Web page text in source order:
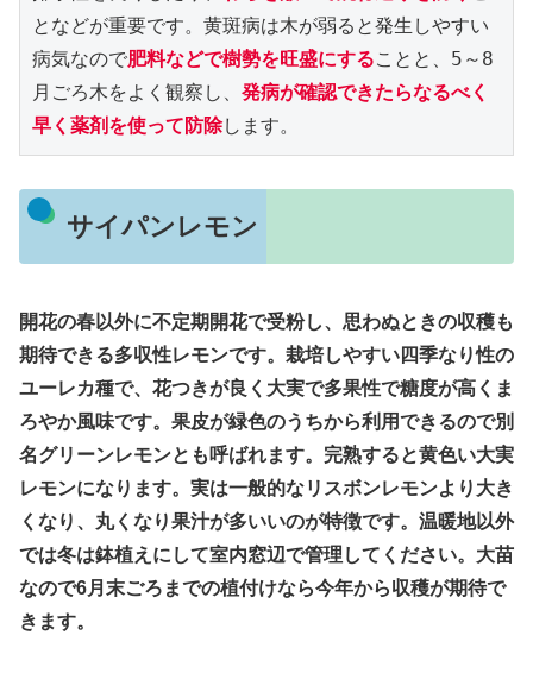
となどが重要です。黄斑病は木が弱ると発生しやすい
病気なので肥料などで樹勢を旺盛にすることと、5～8
月ごろ木をよく観察し、 発病が確認できたらなるべく
早く薬剤を使って防除します。
サイパンレモン
開花の春以外に不定期開花で受粉し、思わぬときの収穫も
期待できる多収性レモンです。栽培しやすい四季なり性の
ユーレカ種で、花つきが良く大実で多果性で糖度が高くま
ろやか風味です。果皮が緑色のうちから利用できるので別
名グリーンレモンとも呼ばれます。完熟すると黄色い大実
レモンになります。実は一般的なリスボンレモンより大き
くなり、丸くなり果汁が多いいのが特徴です。温暖地以外
では冬は鉢植えにして室内窓辺で管理してください。大苗
なので6月末ごろまでの植付けなら今年から収穫が期待で
きます。